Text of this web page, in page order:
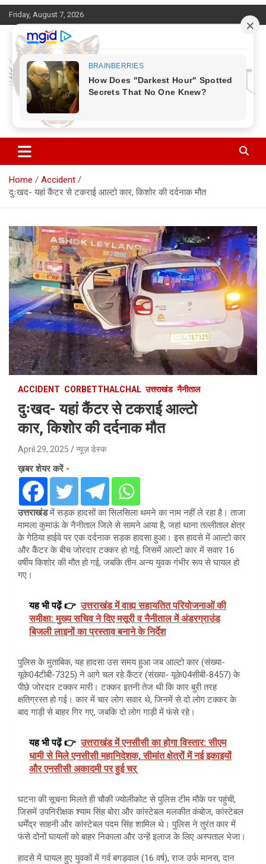
Skip
to
content
Friday, August 7, 2026
Corbett Halchal (कॉर्बेट हलचल)
Home
Accident
दुःखद- यहां कैंटर से टकराई आल्टो कार, किशोर की दर्दनाक मौत
ACCIDENT CORBETTHALCHAL उत्तराखंड नैनीताल
दुःखद- यहां कैंटर से टकराई आल्टो
कार, किशोर की दर्दनाक मौत
April 29, 2025 न्यूज़ डेस्क
ख़बर शेयर करें -
उत्तराखंडमें सड़क हादसों का सिलसिला थमने का नाम नहीं ले रहा है। ताजा
मामला कुमाऊं के नैनीताल जिले से सामने आया है, जहां थाना तल्लीताल क्षेत्र
के गेठिया हाईवे पर एक दर्दनाक सड़क हादसा हुआ। इस हादसे में आल्टो कार
और कैंटर के बीच जोरदार टक्कर हो गई, जिसमें आल्टो कार में सवार 16
वर्षीय किशोर की मौत हो गई, जबकि तीन अन्य युवक गंभीर रूप से घायल हो
गए।
यह भी पढ़ें 👉 उत्तराखंड में वाह्य सहायतित परियोजनाओं की
समीक्षा: मुख्य सचिव ने दिए मसूरी व नैनीताल में अंडरग्राउंड
बिजली लाइनों का प्रस्ताव बनाने के निर्देश
पुलिस के मुताबिक, यह हादसा उस समय हुआ जब आल्टो कार (संख्या-
यूके04टीबी-7325) ने आगे चल रहे कैंटर (संख्या- यूके04सीबी-8457) के
पीछे जोरदार टक्कर मारी। टक्कर इतनी तेज थी कि कार बुरी तरह
क्षतिग्रस्त हो गई। कार में चार लोग सवार थे, जिनमें से दो लोग टक्कर के
बाद गाड़ी से बाहर गिर गए, जबकि दो लोग गाड़ी में फंसे रहे।
यह भी पढ़ें 👉 उत्तराखंड में एनसीसी का होगा विस्तार: सीएम
धामी से मिले एनसीसी महानिदेशक, सीमांत क्षेत्रों में नई इकाइयों
और एनसीसी अकादमी पर हुई चर्
घटना की सूचना मिलते ही चौकी ज्योलीकोट से पुलिस टीम मौके पर पहुंची,
जिसमें उपनिरीक्षक श्याम सिंह बोरा और कांस्टेबल मलकीत कंबोज, कांस्टेबल
धर्मेंद्र साहनी और कांस्टेबल पदम सिंह शामिल थे। पुलिस ने तुरंत कार में
फंसे दोनों घायलों को बाहर निकाला और उन्हें इलाज के लिए अस्पताल भेजा।
हादसे में घायल हुए युवकों में गर्व बगड़वाल (16 वर्ष), राज उर्फ मानस, दान